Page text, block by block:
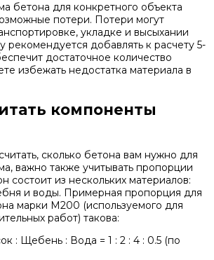
бетона для конкретного объекта
потери. Потери могут
укладке и высыхании
рекомендуется добавлять к расчету 5-
достаточное количество
избежать недостатка материала в
компоненты
сколько бетона вам нужно для
важно также учитывать пропорции
состоит из нескольких материалов:
и воды. Примерная пропорция для
марки М200 (используемого для
работ) такова:
: Щебень : Вода = 1 : 2 : 4 : 0.5 (по